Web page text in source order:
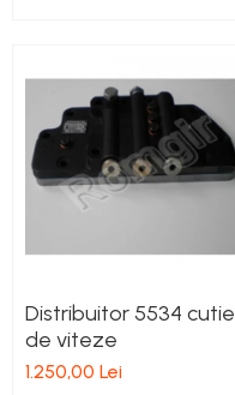
Distribuitor 5534 cutie
de viteze
1.250,00 Lei